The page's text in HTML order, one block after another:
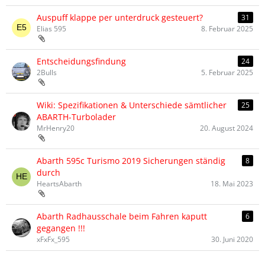
Auspuff klappe per unterdruck gesteuert?
31
Elias 595
8. Februar 2025
Entscheidungsfindung
24
2Bulls
5. Februar 2025
Wiki: Spezifikationen & Unterschiede sämtlicher
ABARTH-Turbolader
25
MrHenry20 20. August 2024
Abarth 595c Turismo 2019 Sicherungen ständig
durch
8
HeartsAbarth 18. Mai 2023
Abarth Radhausschale beim Fahren kaputt
gegangen !!!
6
xFxFx_595 30. Juni 2020